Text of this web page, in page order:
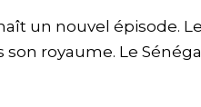
un nouvel épisode.
royaume. Le